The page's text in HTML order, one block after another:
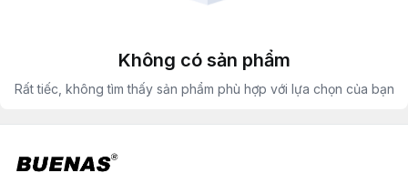
Không có sản phẩm
Rất tiếc, không tìm thấy sản phẩm phù hợp với lựa chọn của bạn